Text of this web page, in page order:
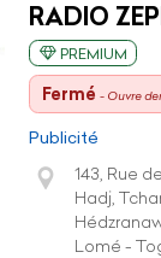
RADIO
PREMIUM
Fermé - Ouvre
Publicité
143, Rue
Hadj,
Lomé -